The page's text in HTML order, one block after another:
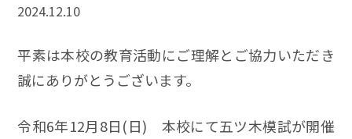
2024.12.10
平素は本校の教育活動にご理解とご協力いただき
誠にありがとうございます。
令和6年12月8日(日) 本校にて五ツ木模試が開催